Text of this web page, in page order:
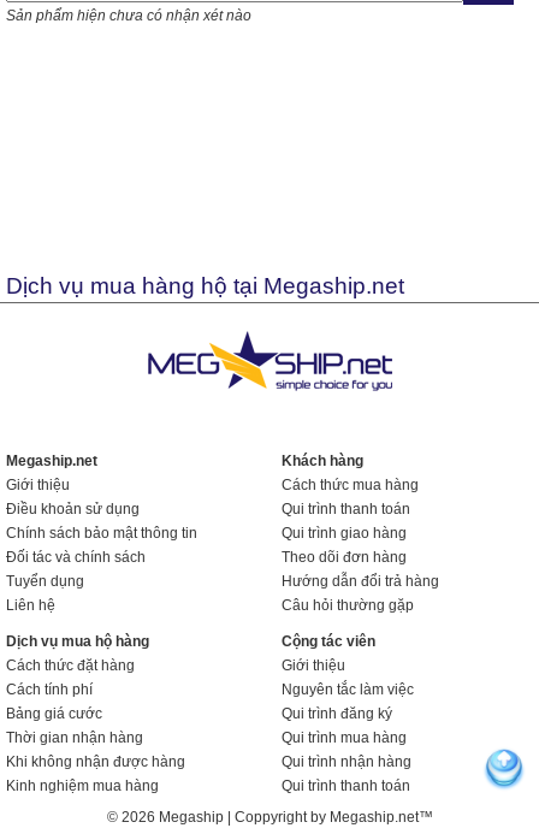
Sản phẩm hiện chưa có nhận xét nào
Dịch vụ mua hàng hộ tại Megaship.net
Megaship.net
Giới thiệu
Điều khoản sử dụng
Chính sách bảo mật thông tin
Đối tác và chính sách
Tuyển dụng
Liên hệ
Khách hàng
Cách thức mua hàng
Qui trình thanh toán
Qui trình giao hàng
Theo dõi đơn hàng
Hướng dẫn đổi trả hàng
Câu hỏi thường gặp
Dịch vụ mua hộ hàng
Cách thức đặt hàng
Cách tính phí
Bảng giá cước
Thời gian nhận hàng
Khi không nhận được hàng
Kinh nghiệm mua hàng
Cộng tác viên
Giới thiệu
Nguyên tắc làm việc
Qui trình đăng ký
Qui trình mua hàng
Qui trình nhận hàng
Qui trình thanh toán
© 2026 Megaship | Coppyright by Megaship.net™